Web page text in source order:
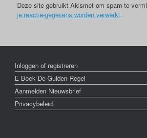
Deze site gebruikt Akismet om spam te
je reactie-gegevens worden verwerkt.
Inloggen of registreren
E-Boek De Gulden Regel
Aanmelden Nieuwsbrief
Privacybeleid